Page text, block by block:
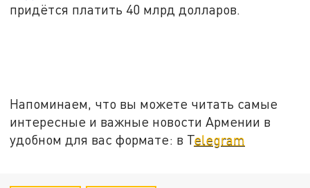
придётся платить 40 млрд долларов.
Напоминаем, что вы можете читать самые
интересные и важные новости Армении в
удобном для вас формате: в Telegram